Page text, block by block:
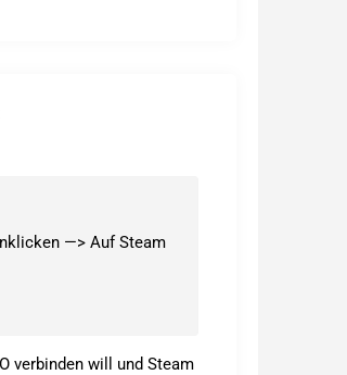
—> Auf Steam
verbinden will und Steam